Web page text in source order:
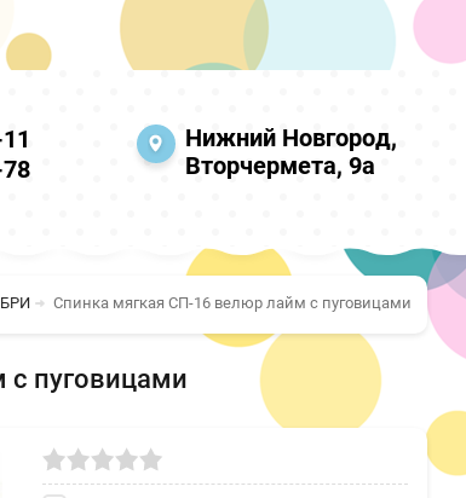
Нижний Новгород,
Вторчермета, 9а
Спинка мягкая СП-16 велюр лайм с пуговицами
пуговицами